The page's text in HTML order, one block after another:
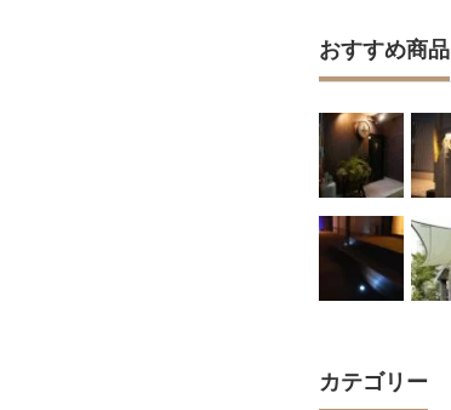
おすすめ商品
カテゴリー